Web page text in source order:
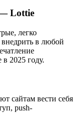
Lottie
легко
в любой
2025 году.
сайтам вести себя
push-